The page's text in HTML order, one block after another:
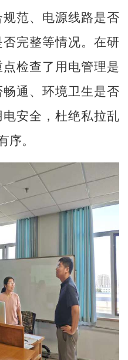
范、电源线路是否
完整等情况。在研
检查了用电管理是
通、环境卫生是否
安全，杜绝私拉乱
序。